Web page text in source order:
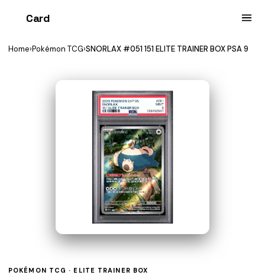
Card
Home›Pokémon TCG›SNORLAX #051 151 ELITE TRAINER BOX PSA 9
POKÉMON TCG · ELITE TRAINER BOX